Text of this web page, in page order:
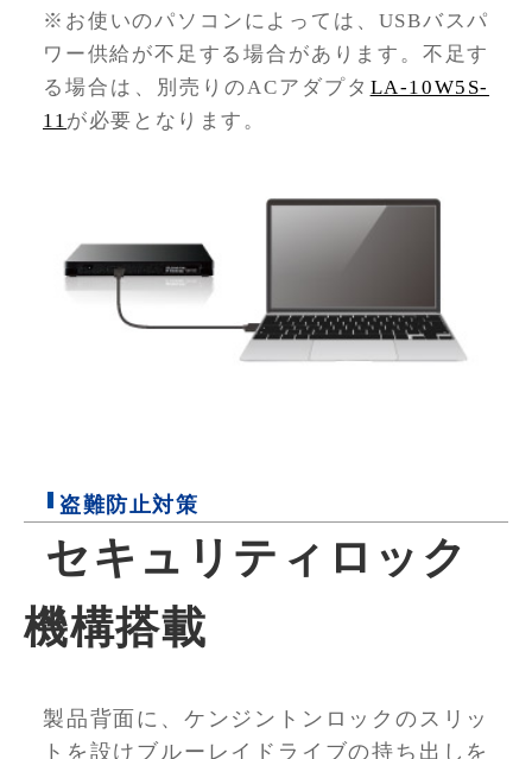
※お使いのパソコンによっては、USBバスパ
ワー供給が不足する場合があります。不足す
る場合は、別売りのACアダプタ LA-10W5S-
11 が必要となります。
盗難防止対策
セキュリティロック
機構搭載
製品背面に、ケンジントンロックのスリッ
トを設けブルーレイドライブの持ち出しを